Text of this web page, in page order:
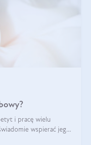
i pracę wielu
wspierać jego